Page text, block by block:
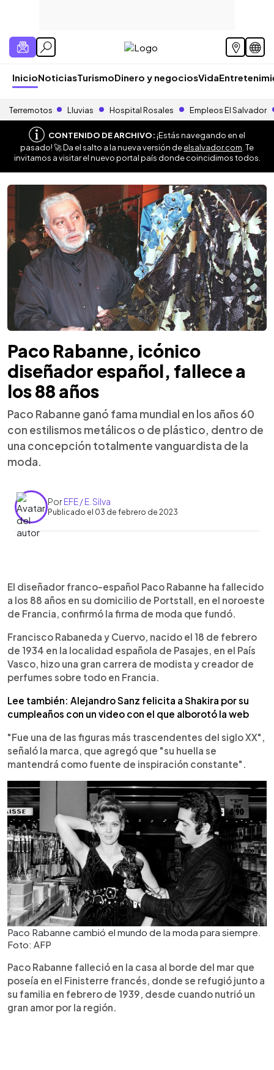
InicioNoticiasTurismoDinero y negociosVida
Terremotos Lluvias Hospital Rosales Empleos El Salvador
CONTENIDO DE ARCHIVO:¡Estás navegando en el
pasado! 🚀 Da el salto a la nueva versión deelsalvador.com . Te
invitamos a visitar el nuevo portal país donde coincidimos todos.
Paco Rabanne, icónico
diseñador español, fallece a
los 88 años
Paco Rabanne ganó fama mundial en los años 60
con estilismos metálicos o de plástico, dentro de
una concepción totalmente vanguardista de la
moda.
PorEFE / E. Silva
Publicado el 03 de febrero de 2023
► Escuchar artículo
El diseñador franco-español Paco Rabanne ha fallecido
a los 88 años en su domicilio de Portstall, en el noroeste
de Francia, confirmó la firma de moda que fundó.
Francisco Rabaneda y Cuervo, nacido el 18 de febrero
de 1934 en la localidad española de Pasajes, en el País
Vasco, hizo una gran carrera de modista y creador de
perfumes sobre todo en Francia.
Lee también: Alejandro Sanz felicita a Shakira por su
cumpleaños con un video con el que alborotó la web
"Fue una de las figuras más trascendentes del siglo XX",
señaló la marca, que agregó que "su huella se
mantendrá como fuente de inspiración constante".
Paco Rabanne cambió el mundo de la moda para siempre.
Foto: AFP
Paco Rabanne falleció en la casa al borde del mar que
poseía en el Finisterre francés, donde se refugió junto a
su familia en febrero de 1939, desde cuando nutrió un
gran amor por la región.